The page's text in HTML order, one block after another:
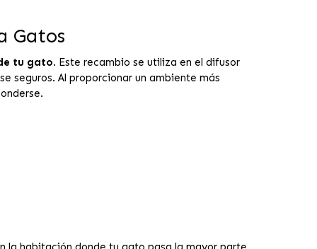
Gatos
tu gato. Este recambio se utiliza en el difusor
seguros. Al proporcionar un ambiente más